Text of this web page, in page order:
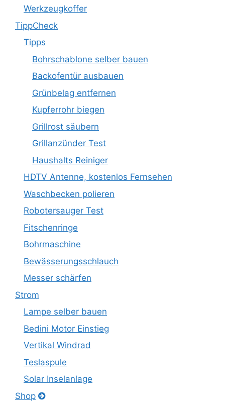
Werkzeugkoffer
TippCheck
Tipps
Bohrschablone selber bauen
Backofentür ausbauen
Grünbelag entfernen
Kupferrohr biegen
Grillrost säubern
Grillanzünder Test
Haushalts Reiniger
HDTV Antenne, kostenlos Fernsehen
Waschbecken polieren
Robotersauger Test
Fitschenringe
Bohrmaschine
Bewässerungsschlauch
Messer schärfen
Strom
Lampe selber bauen
Bedini Motor Einstieg
Vertikal Windrad
Teslaspule
Solar Inselanlage
Shop